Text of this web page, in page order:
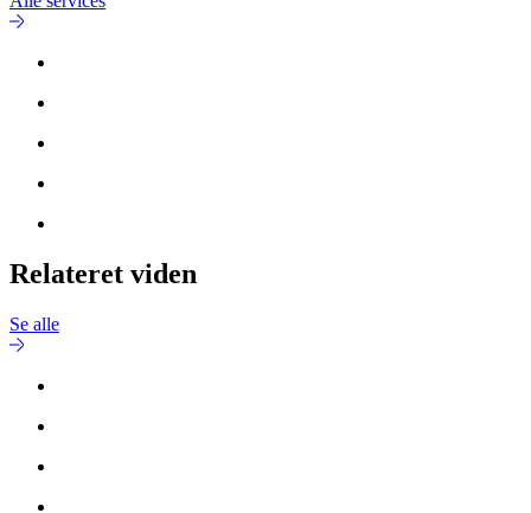
Relateret viden
Se alle